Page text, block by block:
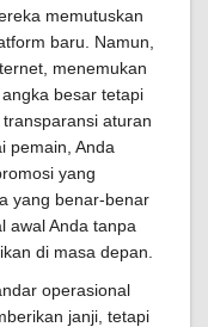
memutuskan
baru. Namun,
menemukan
besar tetapi
aturan
pemain, Anda
yang
yang benar-benar
awal Anda tanpa
di masa depan.
operasional
janji, tetapi